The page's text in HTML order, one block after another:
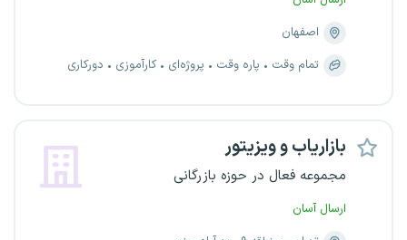
اصفهان
تمام وقت
پاره وقت پروژه‌ای کارآموزی دورکاری
بازاریاب و ویزیتور
مجموعه فعال در حوزه بازرگانی
ارسال آسان